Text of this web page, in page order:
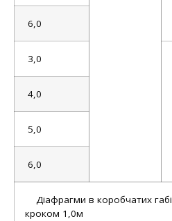
6,0
3,0
4,0
5,0
6,0
Діафрагми в коробчатих
кроком 1,0м